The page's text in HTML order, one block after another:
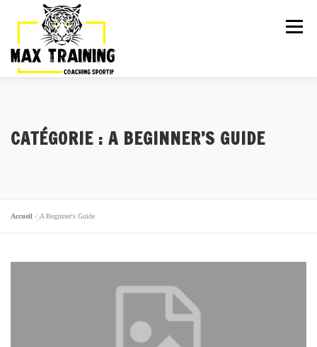
Menu
ESSAI GRATUIT
CATÉGORIE : A BEGINNER’S GUIDE
Accueil »A Beginner's Guide